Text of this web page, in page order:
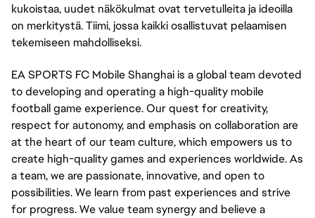
kukoistaa, uudet näkökulmat ovat tervetulleita ja ideoilla
on merkitystä. Tiimi, jossa kaikki osallistuvat pelaamisen
tekemiseen mahdolliseksi.
EA SPORTS FC Mobile Shanghai is a global team devoted
to developing and operating a high-quality mobile
football game experience. Our quest for creativity,
respect for autonomy, and emphasis on collaboration are
at the heart of our team culture, which empowers us to
create high-quality games and experiences worldwide. As
a team, we are passionate, innovative, and open to
possibilities. We learn from past experiences and strive
for progress. We value team synergy and believe a